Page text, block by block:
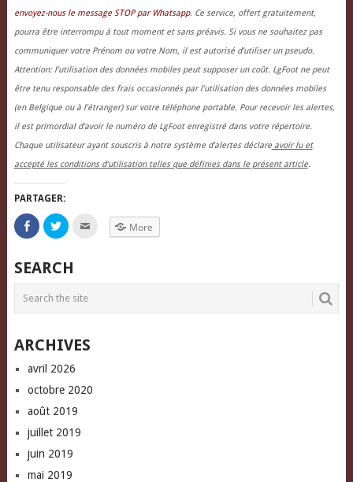
envoyez-nous le message STOP par Whatsapp. Ce service, offert gratuitement,
pourra être interrompu à tout moment et sans préavis. Si vous ne souhaitez pas
communiquer votre Prénom ou votre Nom, il est autorisé d’utiliser un pseudo.
Attention: l’utilisation des données mobiles peut supposer un coût. LgFoot ne peut
être tenu responsable des frais occasionnés par l’utilisation des données mobiles
(en Belgique ou à l’étranger) sur votre téléphone portable. Pour recevoir les alertes,
il est primordial d’avoir le numéro de LgFoot enregistré dans votre répertoire.
Chaque utilisateur ayant souscris à notre système d’alertes déclareavoir lu et
accepté les conditions d’utilisation telles que définies dans le présent article.
PARTAGER:
Click
to
share
Facebook
(Opens
in
window)
Click
to
Twitter
(Opens
in
window)
friend
More
SEARCH
ARCHIVES
avril 2026
octobre 2020
août 2019
juillet 2019
juin 2019
mai 2019